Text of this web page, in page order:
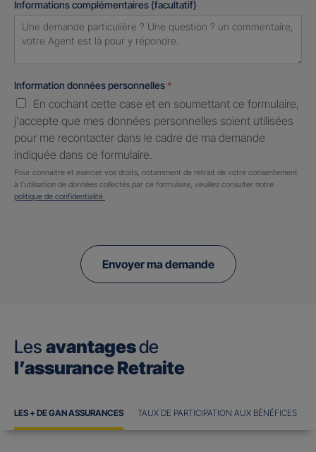
Informations complémentaires (facultatif)
Information données personnelles *
En cochant cette case et en soumettant ce formulaire,
j'accepte que mes données personnelles soient utilisées
pour me recontacter dans le cadre de ma demande
indiquée dans ce formulaire.
Pour connaitre et exercer vos droits, notamment de retrait de votre consentement
à l'utilisation de données collectés par ce formulaire, veuillez consulter notre
politique de confidentialité.
Envoyer ma demande
Les avantagesde
l’assurance Retraite
LES + DE GAN ASSURANCES TAUX DE PARTICIPATION AUX BÉNÉFICES